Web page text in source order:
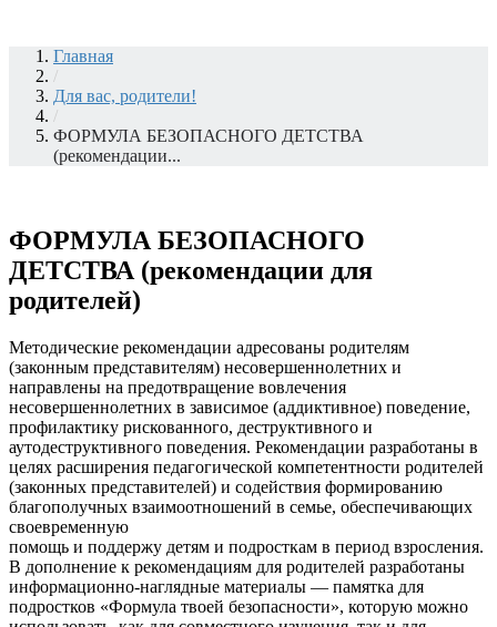
Главная
/
Для вас, родители!
/
ФОРМУЛА БЕЗОПАСНОГО ДЕТСТВА
(рекомендации...
ФОРМУЛА БЕЗОПАСНОГО
ДЕТСТВА (рекомендации для
родителей)
Методические рекомендации адресованы родителям
(законным представителям) несовершеннолетних и
направлены на предотвращение вовлечения
несовершеннолетних в зависимое (аддиктивное) поведение,
профилактику рискованного, деструктивного и
аутодеструктивного поведения. Рекомендации разработаны в
целях расширения педагогической компетентности родителей
(законных представителей) и содействия формированию
благополучных взаимоотношений в семье, обеспечивающих
своевременную
помощь и поддержу детям и подросткам в период взросления.
В дополнение к рекомендациям для родителей разработаны
информационно-наглядные материалы — памятка для
подростков «Формула твоей безопасности», которую можно